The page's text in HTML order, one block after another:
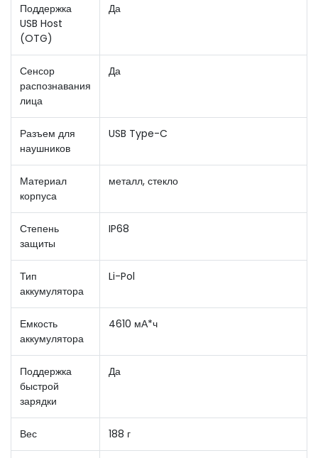
Поддержка
USB Host
(OTG)
Да
Сенсор
распознавания
лица
Да
Разъем для
наушников
USB Type-C
Материал
корпуса
металл, стекло
Степень
защиты
IP68
Тип
аккумулятора
Li-Pol
Емкость
аккумулятора
4610 мА*ч
Поддержка
быстрой
зарядки
Да
Вес 188 г